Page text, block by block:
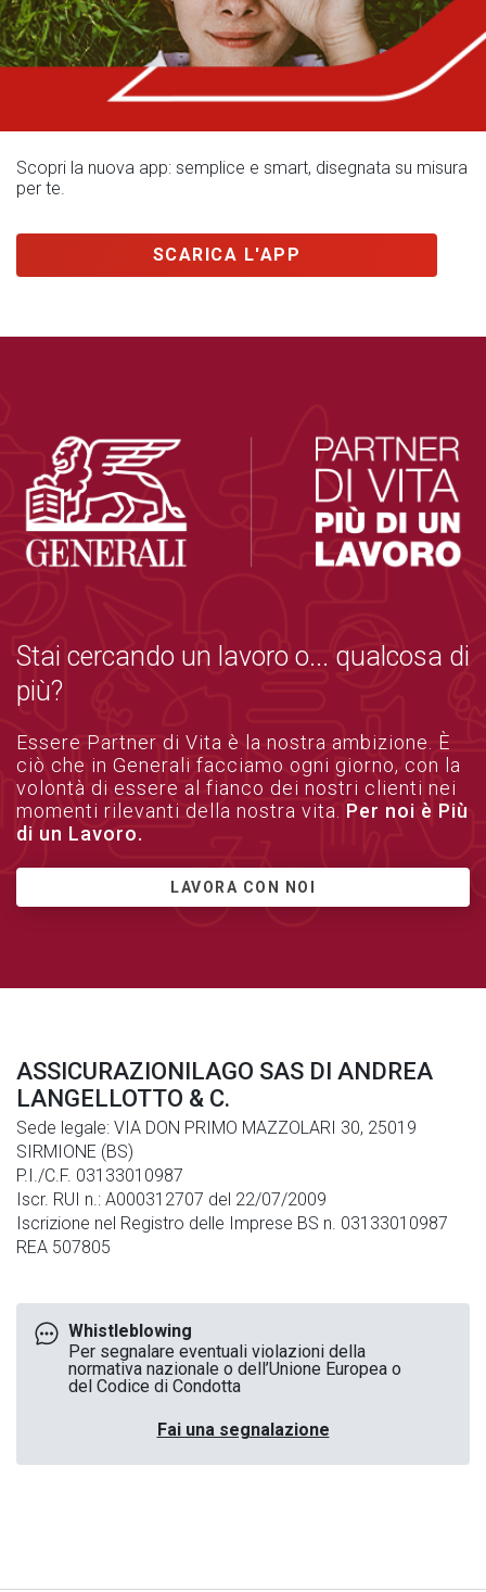
Scopri la nuova app: semplice e smart, disegnata su misura
per te.
SCARICA L'APP
Stai cercando un lavoro o... qualcosa di
più?
Essere Partner di Vita è la nostra ambizione. È
ciò che in Generali facciamo ogni giorno, con la
volontà di essere al fianco dei nostri clienti nei
momenti rilevanti della nostra vita. Per noi è Più
di un Lavoro.
LAVORA CON NOI
ASSICURAZIONILAGO SAS DI ANDREA
LANGELLOTTO & C.
Sede legale: VIA DON PRIMO MAZZOLARI 30, 25019
SIRMIONE (BS)
P.I./C.F. 03133010987
Iscr. RUI n.: A000312707 del 22/07/2009
Iscrizione nel Registro delle Imprese BS n. 03133010987
REA 507805
Whistleblowing
Per segnalare eventuali violazioni della
normativa nazionale o dell’Unione Europea o
del Codice di Condotta
Fai una segnalazione